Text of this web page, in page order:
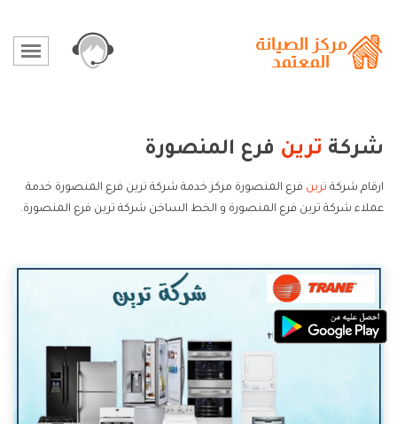
شركة ترين فرع المنصورة
ارقام شركة ترين فرع المنصورة مركز خدمة شركة ترين فرع المنصورة خدمة
عملاء شركة ترين فرع المنصورة و الخط الساخن شركة ترين فرع المنصورة.